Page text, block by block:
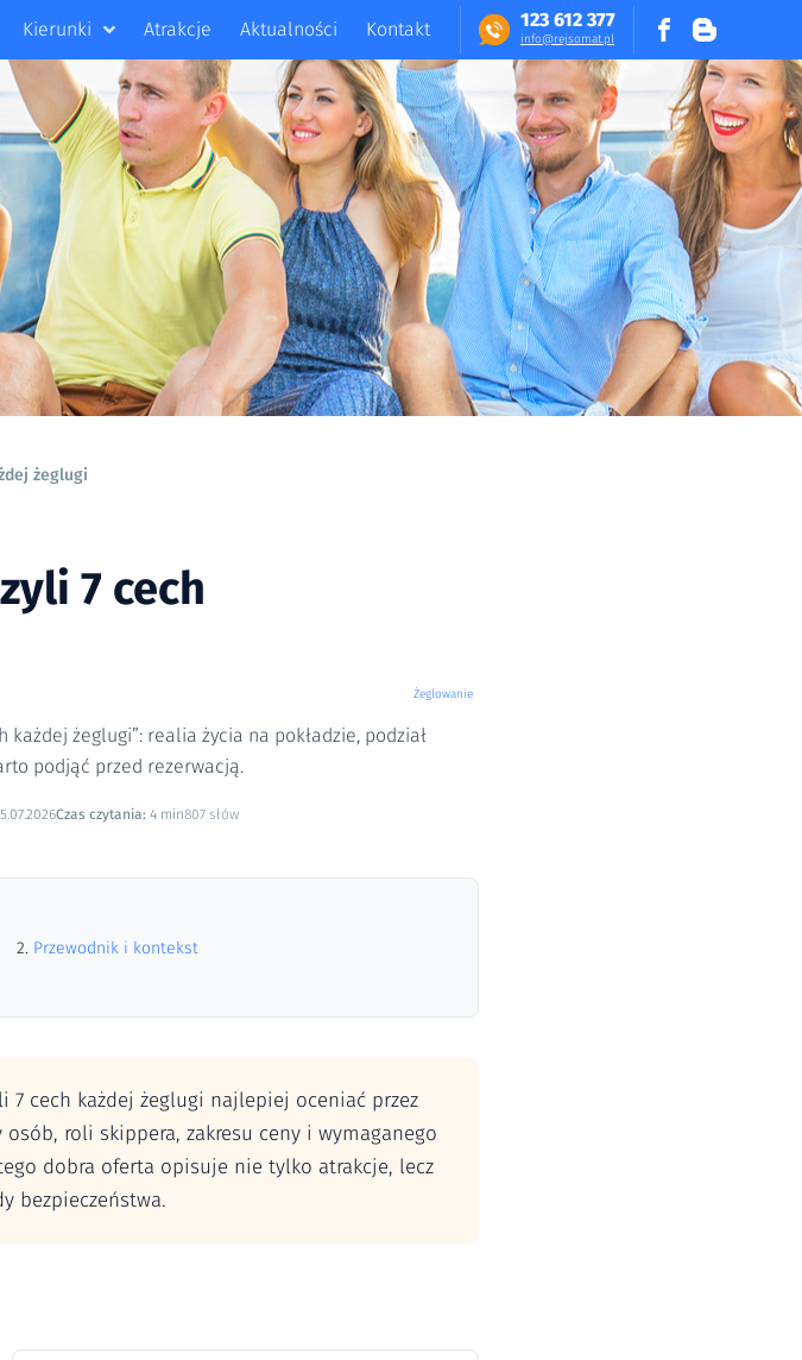
123 612 377
in​fo​@​​rej​somat​.​pl
Kierunki Atrakcje Aktualności Kontakt
żeglugi
7 cech
Żeglowanie
żeglugi”: realia życia na pokładzie, podział
podjąć przed rezerwacją.
Czas czytania: 4 min807 słów
Przewodnik i kontekst
7 cech każdej żeglugi najlepiej oceniać przez
roli skippera, zakresu ceny i wymaganego
dobra oferta opisuje nie tylko atrakcje, lecz
bezpieczeństwa.